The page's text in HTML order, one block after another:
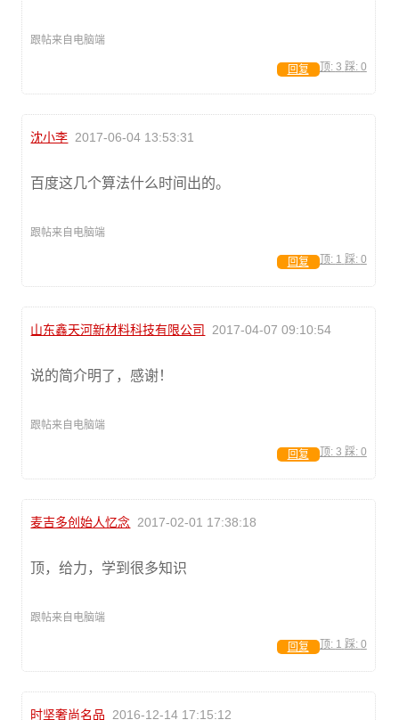
跟帖来自电脑端
顶: 3 踩: 0
回复
沈小李 2017-06-04 13:53:31
百度这几个算法什么时间出的。
跟帖来自电脑端
顶: 1 踩: 0
回复
山东鑫天河新材料科技有限公司 2017-04-07 09:10:54
说的简介明了，感谢！
跟帖来自电脑端
顶: 3 踩: 0
回复
麦吉多创始人忆念 2017-02-01 17:38:18
顶，给力，学到很多知识
跟帖来自电脑端
顶: 1 踩: 0
回复
时坚奢尚名品 2016-12-14 17:15:12